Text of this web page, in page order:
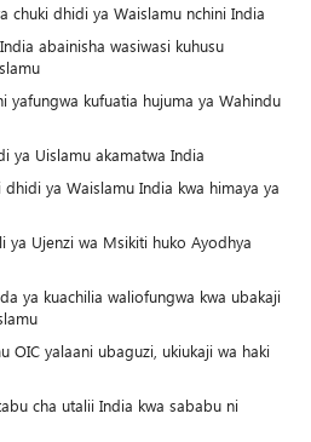
chuki dhidi ya Waislamu nchini India
abainisha wasiwasi kuhusu
yafungwa kufuatia hujuma ya Wahindu
ya Uislamu akamatwa India
ya Waislamu India kwa himaya ya
ya Ujenzi wa Msikiti huko Ayodhya
ya kuachilia waliofungwa kwa ubakaji
OIC yalaani ubaguzi, ukiukaji wa haki
cha utalii India kwa sababu ni